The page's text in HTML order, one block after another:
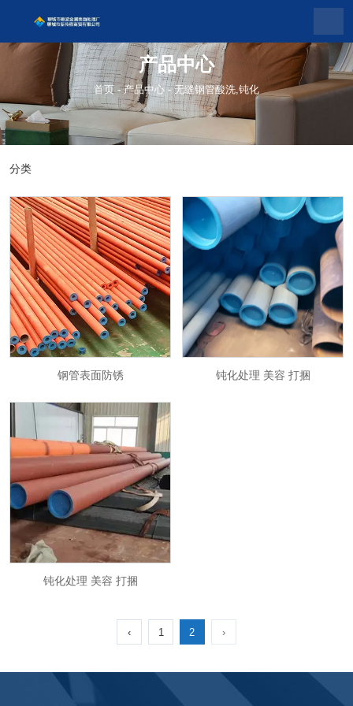
产品中心
首页-产品中心 -无缝钢管酸洗,钝化
钢管表面防锈处理 无缝钢管酸洗,钝化
管道钢材防锈处理 酸洗钝化
钢管表面防锈 钝化处理 美容 打捆
钝化处理 美容 打捆
‹
分类
钢管表面防锈 钝化处理 美容 打捆
钝化处理 美容 打捆
‹ 1 2 ›